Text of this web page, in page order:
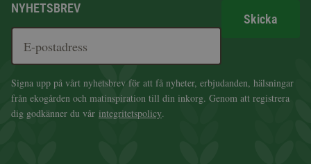
NYHETSBREV
Skicka
Signa upp på vårt nyhetsbrev för att få nyheter, erbjudanden, hälsningar
från ekogården och matinspiration till din inkorg. Genom att registrera
dig godkänner du vår integritetspolicy.